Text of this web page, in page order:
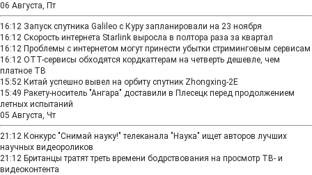
06 Августа, Пт
16:12 Запуск спутника Galileo с Куру запланировали на 23 ноября
16:12 Скорость интернета Starlink выросла в полтора раза за квартал
16:12 Проблемы с интернетом могут принести убытки стриминговым сервисам
16:12 OTT-сервисы обходятся кордкаттерам на четверть дешевле, чем
платное ТВ
15:52 Китай успешно вывел на орбиту спутник Zhongxing-2E
15:49 Ракету-носитель "Ангара" доставили в Плесецк перед продолжением
летных испытаний
05 Августа, Чт
21:12 Конкурс "Снимай науку!" телеканала "Наука" ищет авторов лучших
научных видеороликов
21:12 Британцы тратят треть времени бодрствования на просмотр ТВ- и
видеоконтента